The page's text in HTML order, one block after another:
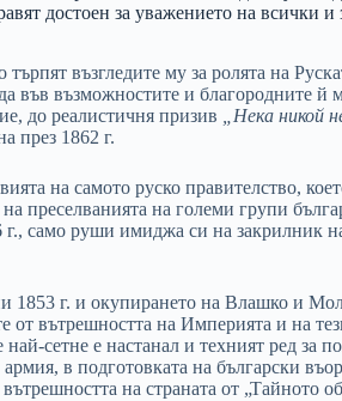
достоен за уважението на всички и
възгледите му за ролята на
във възможностите и благородните й
до реалистичня призив „Нека никой
през 1862 г.
на самото руско правителство,
преселванията на големи групи
само руши имиджа си на закрилник
1853 г. и окупирането на Влашко и
от вътрешността на Империята и на
сетне е настанал и техният ред за
в подготовката на български
на страната от „Тайното